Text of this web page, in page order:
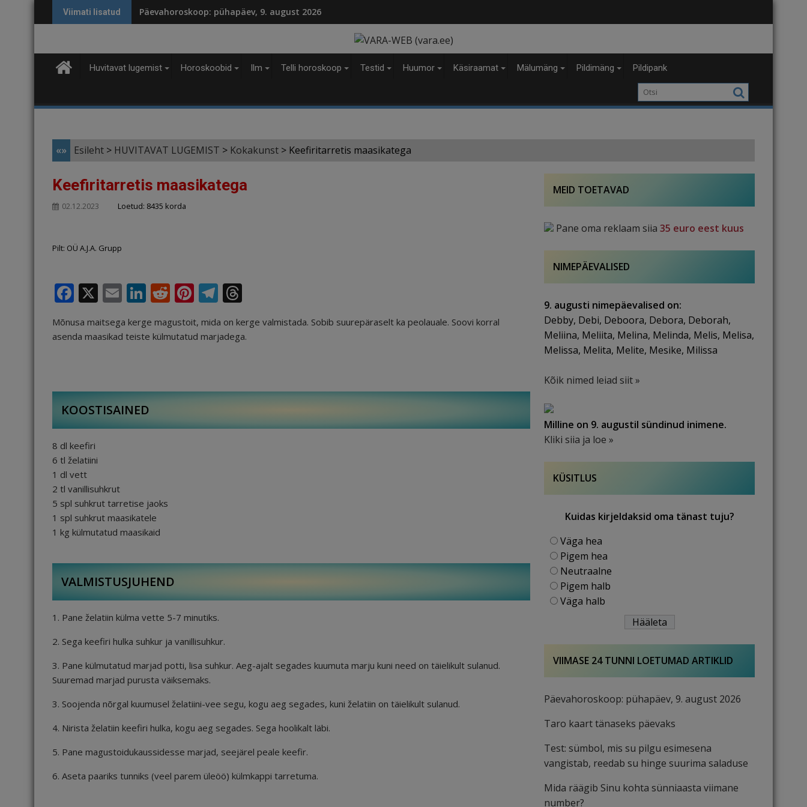
to
Viimati lisatud Päevahoroskoop: pühapäev, 9. august 2026
Huvitavat lugemist Horoskoobid Ilm Telli horoskoop Testid Huumor Käsiraamat Mälumäng Pildimäng Pildipank
«» Esileht > HUVITAVAT LUGEMIST > Kokakunst > Keefiritarretis maasikatega
Keefiritarretis maasikatega
02.12.2023 Loetud: 8435 korda
Pilt: OÜ A.J.A. Grupp
F
c
o
o
k
X E
m
ai
Li
k
n
R
d
Pi
te
st
T
e
g
m
r
d
s
Mõnusa maitsega kerge magustoit, mida on kerge valmistada. Sobib suurepäraselt ka peolauale. Soovi korral
asenda maasikad teiste külmutatud marjadega.
KOOSTISAINED
8 dl keefiri
6 tl želatiini
1 dl vett
2 tl vanillisuhkrut
5 spl suhkrut tarretise jaoks
1 spl suhkrut maasikatele
1 kg külmutatud maasikaid
VALMISTUSJUHEND
1. Pane želatiin külma vette 5-7 minutiks.
2. Sega keefiri hulka suhkur ja vanillisuhkur.
3. Pane külmutatud marjad potti, lisa suhkur. Aeg-ajalt segades kuumuta marju kuni need on täielikult sulanud.
Suuremad marjad purusta väiksemaks.
3. Soojenda nõrgal kuumusel želatiini-vee segu, kogu aeg segades, kuni želatiin on täielikult sulanud.
4. Nirista želatiin keefiri hulka, kogu aeg segades. Sega hoolikalt läbi.
5. Pane magustoidukaussidesse marjad, seejärel peale keefir.
6. Aseta paariks tunniks (veel parem üleöö) külmkappi tarretuma.
MEID TOETAVAD
Pane oma reklaam siia 35 euro eest kuus
NIMEPÄEVALISED
9. augusti nimepäevalised on:
Debby, Debi, Deboora, Debora, Deborah,
Meliina, Meliita, Melina, Melinda, Melis, Melisa,
Melissa, Melita, Melite, Mesike, Milissa
Kõik nimed leiad siit »
Milline on 9. augustil sündinud inimene.
Kliki siia ja loe »
KÜSITLUS
Kuidas kirjeldaksid oma tänast tuju?
Väga hea
Pigem hea
Neutraalne
Pigem halb
Väga halb
VIIMASE 24 TUNNI LOETUMAD ARTIKLID
Päevahoroskoop: pühapäev, 9. august 2026
Taro kaart tänaseks päevaks
Test: sümbol, mis su pilgu esimesena
vangistab, reedab su hinge suurima saladuse
Mida räägib Sinu kohta sünniaasta viimane
number?